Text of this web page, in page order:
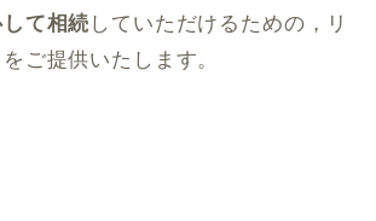
て相続 していただけるための，リ
ご提供いたします。